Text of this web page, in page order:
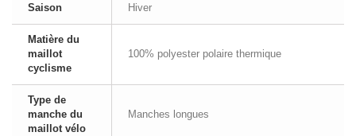
Saison Hiver
Matière du
maillot
cyclisme
100% polyester polaire thermique
Type de
manche du
maillot vélo
Manches longues